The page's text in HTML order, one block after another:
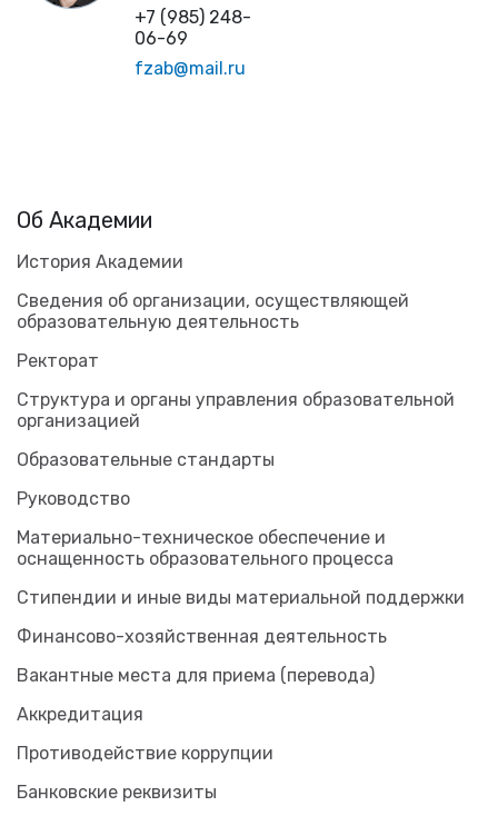
+7 (985) 248-
06-69
fzab@mail.ru
Об Академии
История Академии
Сведения об организации, осуществляющей
образовательную деятельность
Ректорат
Структура и органы управления образовательной
организацией
Образовательные стандарты
Руководство
Материально-техническое обеспечение и
оснащенность образовательного процесса
Стипендии и иные виды материальной поддержки
Финансово-хозяйственная деятельность
Вакантные места для приема (перевода)
Аккредитация
Противодействие коррупции
Банковские реквизиты